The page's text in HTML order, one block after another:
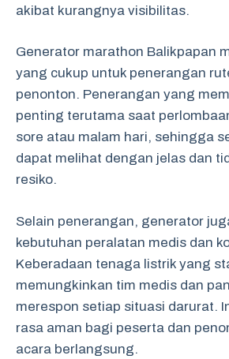
akibat kurangnya visibilitas.
Generator marathon Balikpapan
yang cukup untuk penerangan
penonton. Penerangan yang
penting terutama saat
sore atau malam hari, sehingga
dapat melihat dengan jelas dan
resiko.
Selain penerangan, generator
kebutuhan peralatan medis dan
Keberadaan tenaga listrik yang
memungkinkan tim medis dan
merespon setiap situasi darurat.
rasa aman bagi peserta dan
acara berlangsung.